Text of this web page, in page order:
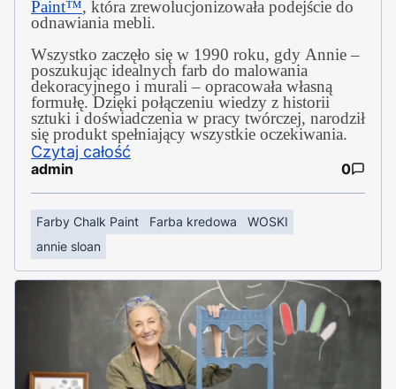
Paint™, która zrewolucjonizowała podejście do
odnawiania mebli.
Wszystko zaczęło się w 1990 roku, gdy Annie –
poszukując idealnych farb do malowania
dekoracyjnego i murali – opracowała własną
formułę. Dzięki połączeniu wiedzy z historii
sztuki i doświadczenia w pracy twórczej, narodził
się produkt spełniający wszystkie oczekiwania.
Czytaj całość
admin 0
Farby Chalk Paint Farba kredowa
WOSKI
annie sloan